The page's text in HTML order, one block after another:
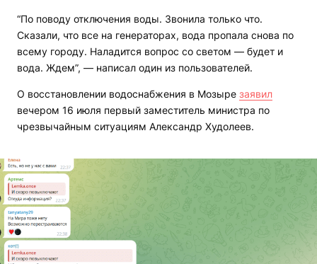
“По поводу отключения воды. Звонила только что.
Сказали, что все на генераторах, вода пропала снова по
всему городу. Наладится вопрос со светом — будет и
вода. Ждем”, — написал один из пользователей.
О восстановлении водоснабжения в Мозыре заявил
вечером 16 июля первый заместитель министра по
чрезвычайным ситуациям Александр Худолеев.